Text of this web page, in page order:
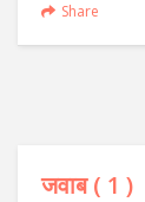
Share
जवाब ( 1 )